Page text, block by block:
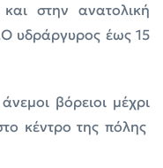
στην ανατολική
υδράργυρος έως 15
βόρειοι μέχρι
κέντρο της πόλης